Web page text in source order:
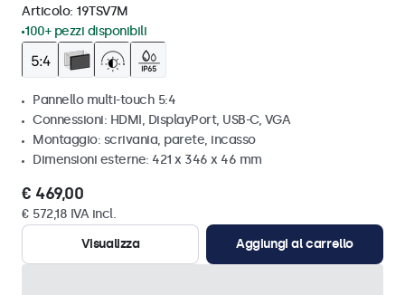
Articolo: 19TSV7M
100+ pezzi disponibili
Pannello multi-touch 5:4
Connessioni: HDMI, DisplayPort, USB-C, VGA
Montaggio: scrivania, parete, incasso
Dimensioni esterne: 421 x 346 x 46 mm
€ 469,00
€ 572,18 IVA incl.
Visualizza
Aggiungi al carrello